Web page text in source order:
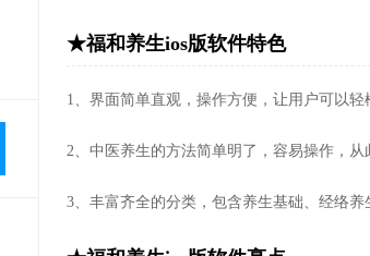
★福和养生ios版软件特色
1、界面简单直观，操作方便，让用户可以轻
2、中医养生的方法简单明了，容易操作，
3、丰富齐全的分类，包含养生基础、经络